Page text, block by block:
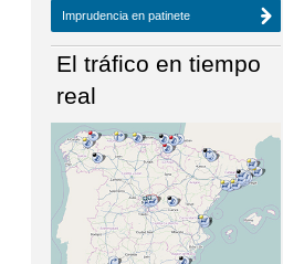
Imprudencia en patinete
El tráfico en tiempo
real